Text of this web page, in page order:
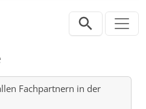
Fachpartnern in der